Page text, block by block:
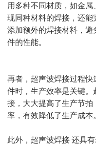
用多种不同材质，如金
现同种材料的焊接，还
添加额外的焊接材料，
件的性能。
再者，超声波焊接过程
件时，生产效率是关键
接，大大提高了生产节
率，有效降低了生产成本。
此外，超声波焊接 还具